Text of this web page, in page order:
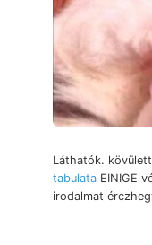
Láthatók.
tabulata EINIGE
irodalmat